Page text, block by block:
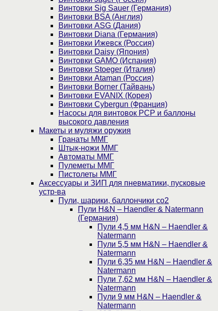
Винтовки Sig Sauer (Германия)
Винтовки BSA (Англия)
Винтовки ASG (Дания)
Винтовки Diana (Германия)
Винтовки Ижевск (Россия)
Винтовки Daisy (Япония)
Винтовки GAMO (Испания)
Винтовки Stoeger (Италия)
Винтовки Ataman (Россия)
Винтовки Borner (Тайвань)
Винтовки EVANIX (Корея)
Винтовки Cybergun (Франция)
Насосы для винтовок PCP и баллоны
высокого давления
Макеты и муляжи оружия
Гранаты ММГ
Штык-ножи ММГ
Автоматы ММГ
Пулеметы ММГ
Пистолеты ММГ
Аксессуары и ЗИП для пневматики, пусковые
устр-ва
Пули, шарики, баллончики со2
Пули H&N – Haendler & Natermann
(Германия)
Пули 4,5 мм H&N – Haendler &
Natermann
Пули 5,5 мм H&N – Haendler &
Natermann
Пули 6,35 мм H&N – Haendler &
Natermann
Пули 7,62 мм H&N – Haendler &
Natermann
Пули 9 мм H&N – Haendler &
Natermann